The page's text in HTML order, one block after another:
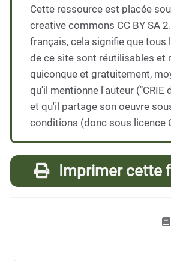
Cette ressource est placée
creative commons CC BY SA
français, cela signifie que tous
de ce site sont réutilisables et
quiconque et gratuitement,
qu'il mentionne l'auteur ("CRIE
et qu'il partage son oeuvre
conditions (donc sous licence
Imprimer cette